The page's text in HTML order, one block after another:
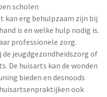
scholen
kan erg behulpzaam zijn bij
is en welke hulp nodig is.
professionele zorg.
jeugdgezondheidszorg of
De huisarts kan de wonden
bieden en desnoods
ook